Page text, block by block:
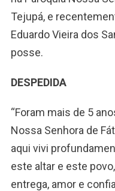
Tejupá, e
Eduardo Vieira dos
posse.
DESPEDIDA
“Foram mais de 5
Nossa Senhora de
aqui vivi
este altar e este
entrega, amor e